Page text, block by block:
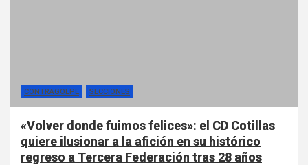
CONTRAGOLPE SECCIONES
«Volver donde fuimos felices»: el CD Cotillas
quiere ilusionar a la afición en su histórico
regreso a Tercera Federación tras 28 años